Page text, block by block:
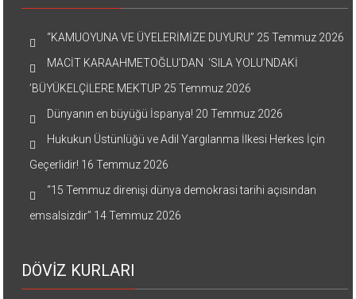
“KAMUOYUNA VE ÜYELERİMİZE DUYURU” 25 Temmuz 2026
MACİT KARAAHMETOĞLU’DAN ‘SILA YOLU’NDAKİ
’BÜYÜKELÇİLERE MEKTUP 25 Temmuz 2026
Dünyanın en büyüğü İspanya! 20 Temmuz 2026
Hukukun Üstünlüğü ve Adil Yargılanma İlkesi Herkes İçin
Geçerlidir! 16 Temmuz 2026
“15 Temmuz direnişi dünya demokrasi tarihi açısından
emsalsizdir” 14 Temmuz 2026
DÖVİZ KURLARI